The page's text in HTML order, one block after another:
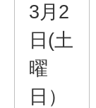
3月2
日(土
曜
日）